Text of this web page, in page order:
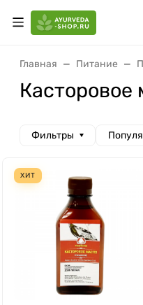
Главная Питание
Касторовое
Фильтры
ХИТ